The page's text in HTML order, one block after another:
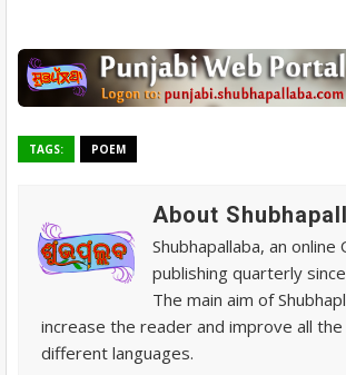
TAGS: POEM
About
Shubhapallaba, an online
publishing quarterly
The main aim of
increase the reader and improve all
different languages.